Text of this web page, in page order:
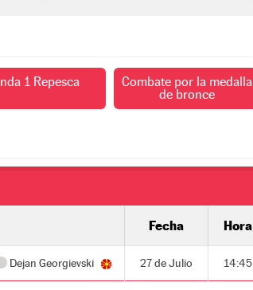
1 Repesca
Combate por la medalla
de bronce
Fecha Hora
Dejan Georgievski 27 de Julio 14:45